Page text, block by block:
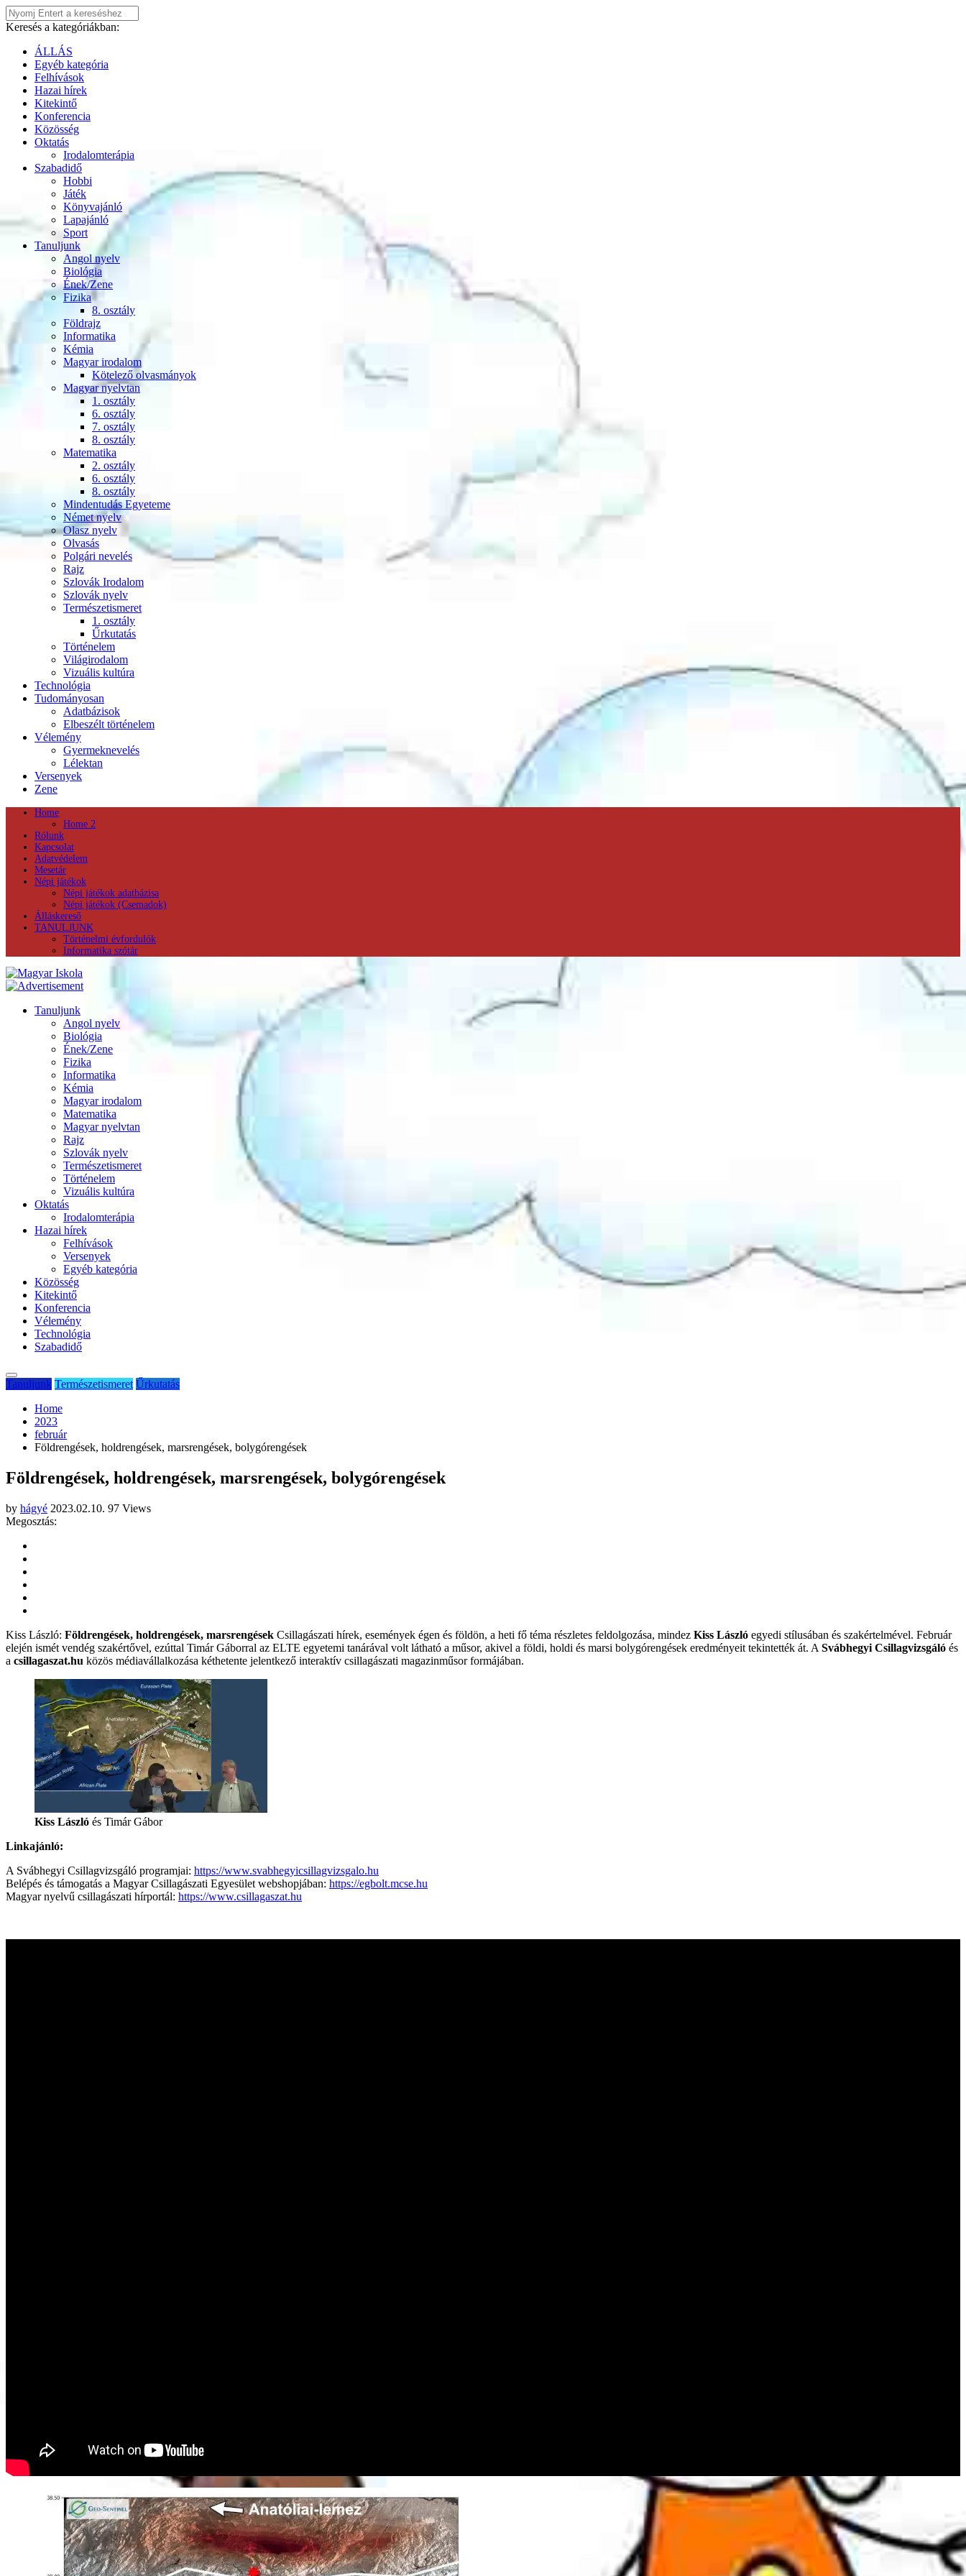
Keresés a kategóriákban:
ÁLLÁS
Egyéb kategória
Felhívások
Hazai hírek
Kitekintő
Konferencia
Közösség
Oktatás
Irodalomterápia
Szabadidő
Hobbi
Játék
Könyvajánló
Lapajánló
Sport
Tanuljunk
Angol nyelv
Biológia
Ének/Zene
Fizika
8. osztály
Földrajz
Informatika
Kémia
Magyar irodalom
Kötelező olvasmányok
Magyar nyelvtan
1. osztály
6. osztály
7. osztály
8. osztály
Matematika
2. osztály
6. osztály
8. osztály
Mindentudás Egyeteme
Német nyelv
Olasz nyelv
Olvasás
Polgári nevelés
Rajz
Szlovák Irodalom
Szlovák nyelv
Természetismeret
1. osztály
Űrkutatás
Történelem
Világirodalom
Vizuális kultúra
Technológia
Tudományosan
Adatbázisok
Elbeszélt történelem
Vélemény
Gyermeknevelés
Lélektan
Versenyek
Zene
Home
Home 2
Rólunk
Kapcsolat
Adatvédelem
Mesetár
Népi játékok
Népi játékok adatbázisa
Népi játékok (Csemadok)
Álláskereső
TANULJUNK
Történelmi évfordulók
Informatika szótár
Tanuljunk
Angol nyelv
Biológia
Ének/Zene
Fizika
Informatika
Kémia
Magyar irodalom
Matematika
Magyar nyelvtan
Rajz
Szlovák nyelv
Természetismeret
Történelem
Vizuális kultúra
Oktatás
Irodalomterápia
Hazai hírek
Felhívások
Versenyek
Egyéb kategória
Közösség
Kitekintő
Konferencia
Vélemény
Technológia
Szabadidő
Tanuljunk Természetismeret Űrkutatás
Home
2023
február
Földrengések, holdrengések, marsrengések, bolygórengések
Földrengések, holdrengések, marsrengések, bolygórengések
by hágyé 2023.02.10. 97 Views
Megosztás:
Kiss László: Földrengések, holdrengések, marsrengések Csillagászati hírek, események égen és földön, a heti fő téma részletes feldolgozása, mindez Kiss László egyedi stílusában és szakértelmével. Február
elején ismét vendég szakértővel, ezúttal Timár Gáborral az ELTE egyetemi tanárával volt látható a műsor, akivel a földi, holdi és marsi bolygórengések eredményeit tekintették át. A Svábhegyi Csillagvizsgáló és
a csillagaszat.hu közös médiavállalkozása kéthetente jelentkező interaktív csillagászati magazinműsor formájában.
Kiss László és Timár Gábor
Linkajánló:
A Svábhegyi Csillagvizsgáló programjai: https://www.svabhegyicsillagvizsgalo.hu
Belépés és támogatás a Magyar Csillagászati Egyesület webshopjában: https://egbolt.mcse.hu
Magyar nyelvű csillagászati hírportál: https://www.csillagaszat.hu